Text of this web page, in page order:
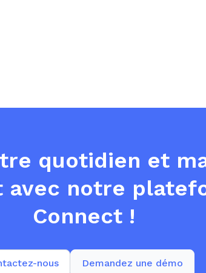
quotidien et
notre
Connect !
nous Demandez une démo